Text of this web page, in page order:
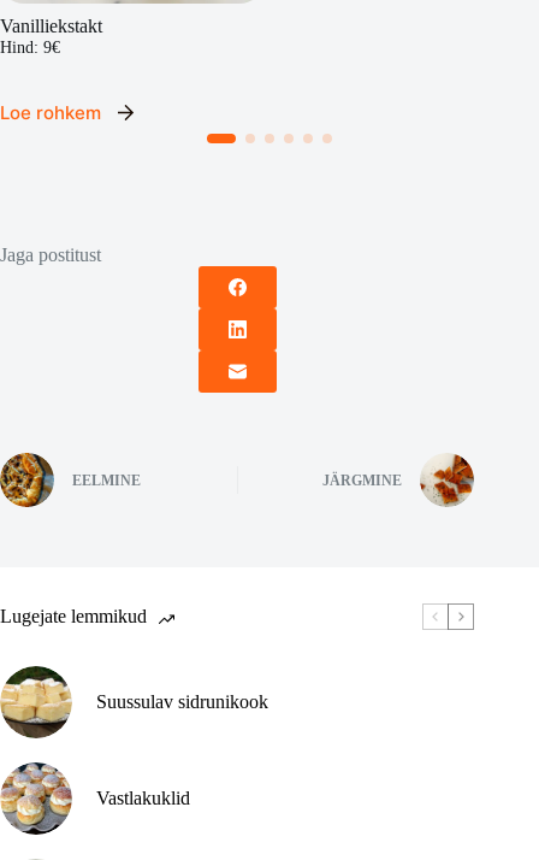
Vanilliekstakt
Hind: 9€
Loe rohkem
Jaga postitust
EELMINE JÄRGMINE
Lugejate lemmikud
Suussulav sidrunikook
Vastlakuklid